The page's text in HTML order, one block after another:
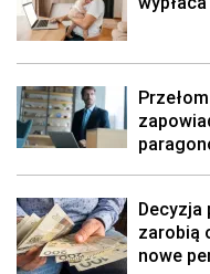
Decyzja
zarobią
nowe